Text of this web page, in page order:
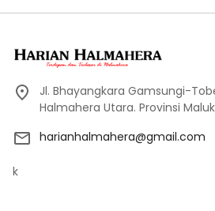
Jl. Bhayangkara Gamsungi-
Halmahera Utara. Provinsi
harianhalmahera@gmail.com
k